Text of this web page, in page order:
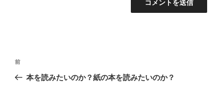
投
前
の
前
本を読みたいのか？紙の本を読みたいのか？